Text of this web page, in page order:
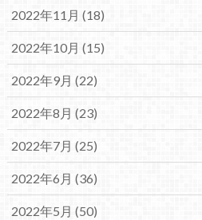
2022年11月 (18)
2022年10月 (15)
2022年9月 (22)
2022年8月 (23)
2022年7月 (25)
2022年6月 (36)
2022年5月 (50)